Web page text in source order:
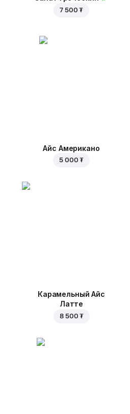
7 500 ₮
Айс Американо
5 000 ₮
Карамельный Айс
Латте
8 500 ₮